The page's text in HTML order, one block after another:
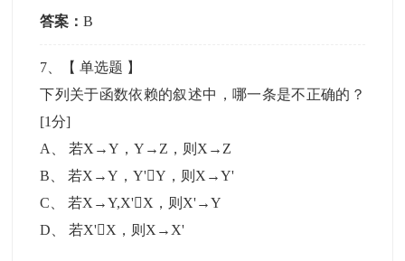
答案：B
7 、【单选题 】
下列关于函数依赖的叙述中，哪一条是不正确的？
[1分]
A
若X→Y，Y→Z，则X→Z
B
若X→Y，Y'Y，则X→Y'
C
若X→Y,X'X，则X'→Y
D
若X'X，则X→X'